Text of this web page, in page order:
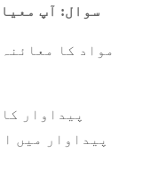
7. سوال: آپ
پیداوار میں